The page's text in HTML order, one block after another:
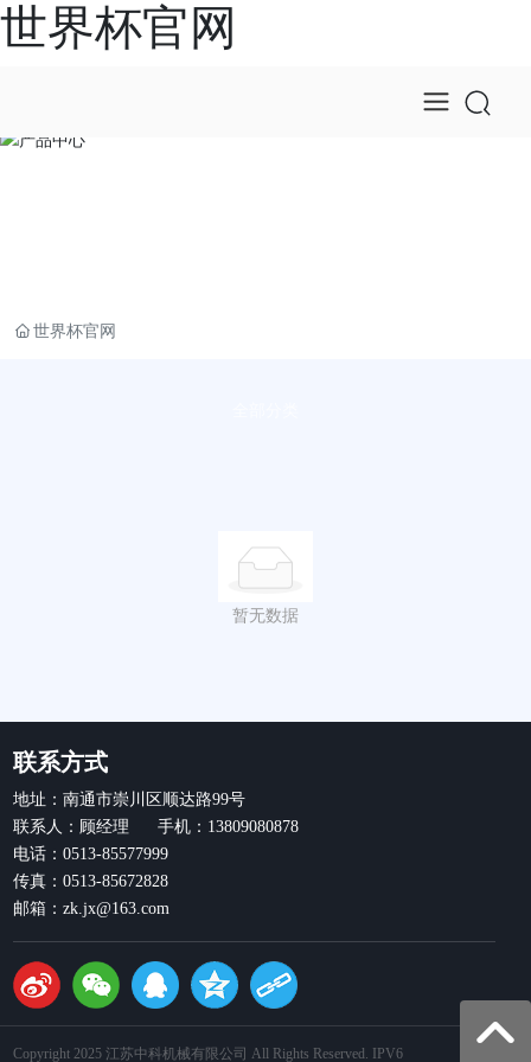
世界杯官网
世界杯官网
暂无数据
联系方式
地址：南通市崇川区顺达路99号
联系人：顾经理 手机：13809080878
电话：0513-85577999
传真：0513-85672828
邮箱：zk.jx@163.com
Copyright 2025 江苏中科机械有限公司 All Rights Reserved. IPV6